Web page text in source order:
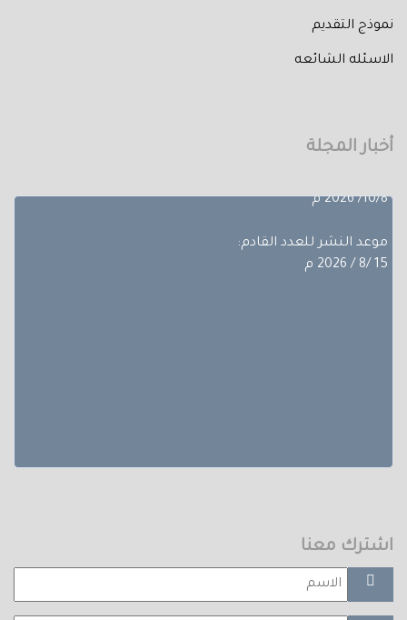
نموذج التقديم
الاسئله الشائعه
أخبار المجلة
موعد النشر للعدد القادم:
15 /8 / 2026 م
اشترك معنا